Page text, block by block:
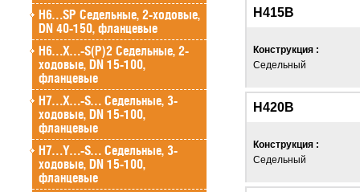
H6…SP Седельные, 2-ходовые,
DN 40-150, фланцевые
H6…X…-S(P)2 Седельные, 2-
ходовые, DN 15-100,
фланцевые
H7…X…-S… Седельные, 3-
ходовые, DN 15-100,
фланцевые
H7…Y…-S… Седельные, 3-
ходовые, DN 15-100,
фланцевые
Н415В
Конструкция :
Седельный
Н420В
Конструкция :
Седельный